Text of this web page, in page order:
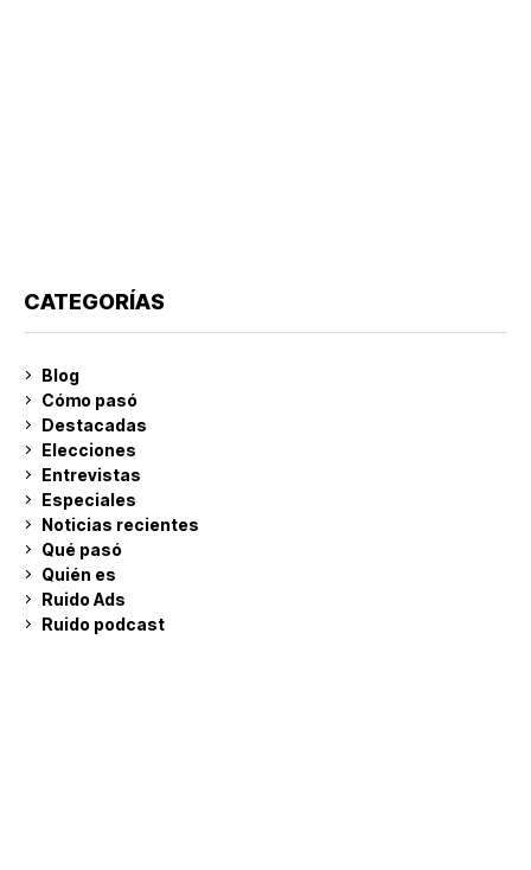
CATEGORÍAS
Blog
Cómo pasó
Destacadas
Elecciones
Entrevistas
Especiales
Noticias recientes
Qué pasó
Quién es
Ruido Ads
Ruido podcast